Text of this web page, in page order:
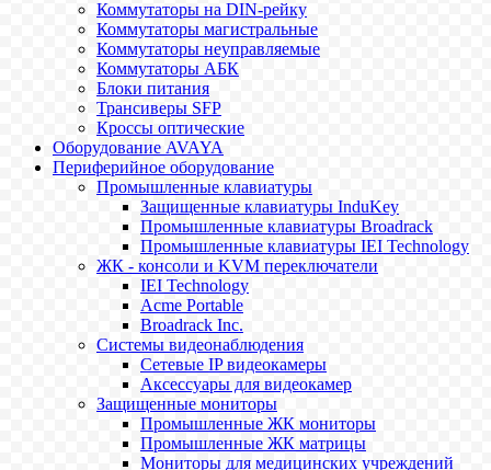
Коммутаторы на DIN-рейку
Коммутаторы магистральные
Коммутаторы неуправляемые
Коммутаторы АБК
Блоки питания
Трансиверы SFP
Кроссы оптические
Оборудование AVAYA
Периферийное оборудование
Промышленные клавиатуры
Защищенные клавиатуры InduKey
Промышленные клавиатуры Broadrack
Промышленные клавиатуры IEI Technology
ЖК - консоли и KVM переключатели
IEI Technology
Acme Portable
Broadrack Inc.
Системы видеонаблюдения
Сетевые IP видеокамеры
Аксессуары для видеокамер
Защищенные мониторы
Промышленные ЖК мониторы
Промышленные ЖК матрицы
Мониторы для медицинских учреждений